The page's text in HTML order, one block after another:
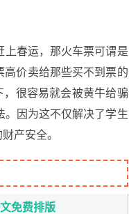
上春运，那火车票可谓是
高价卖给那些买不到票的
很容易就会被黄牛给骗
。因为这不仅解决了学生
产安全。
免费排版